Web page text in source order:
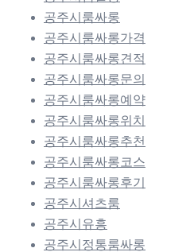
공주시룸싸롱
공주시룸싸롱가격
공주시룸싸롱견적
공주시룸싸롱문의
공주시룸싸롱예약
공주시룸싸롱위치
공주시룸싸롱추천
공주시룸싸롱코스
공주시룸싸롱후기
공주시셔츠룸
공주시유흥
공주시정통룸싸롱